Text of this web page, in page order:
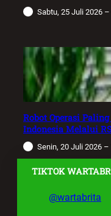
Sabtu, 25 Juli 2026 –
Robot Operasi
Indonesia Melalui
Senin, 20 Juli 2026 –
TIKTOK
@wartabrita